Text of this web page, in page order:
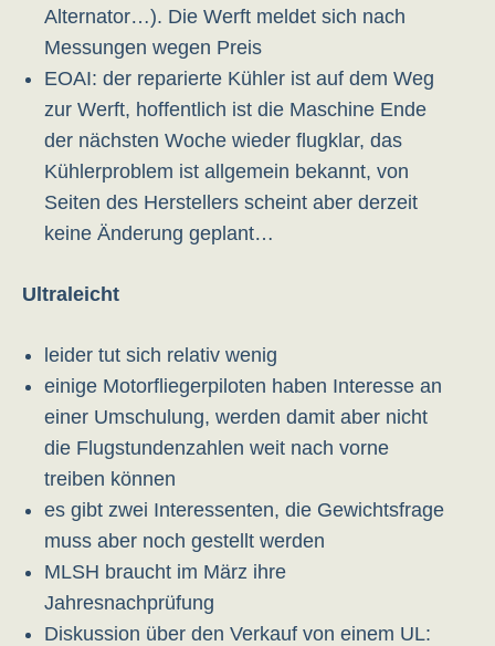
Alternator…). Die Werft meldet sich nach
Messungen wegen Preis
EOAI: der reparierte Kühler ist auf dem Weg
zur Werft, hoffentlich ist die Maschine Ende
der nächsten Woche wieder flugklar, das
Kühlerproblem ist allgemein bekannt, von
Seiten des Herstellers scheint aber derzeit
keine Änderung geplant…
Ultraleicht
leider tut sich relativ wenig
einige Motorfliegerpiloten haben Interesse an
einer Umschulung, werden damit aber nicht
die Flugstundenzahlen weit nach vorne
treiben können
es gibt zwei Interessenten, die Gewichtsfrage
muss aber noch gestellt werden
MLSH braucht im März ihre
Jahresnachprüfung
Diskussion über den Verkauf von einem UL: